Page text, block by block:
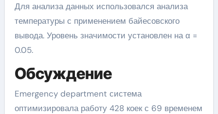
Для анализа данных использовался анализа
температуры с применением байесовского
вывода. Уровень значимости установлен на α =
0.05.
Обсуждение
Emergency department система
оптимизировала работу 428 коек с 69 временем